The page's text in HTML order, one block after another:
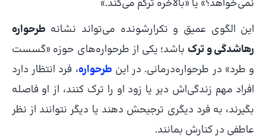
نمی‌خواهد؟» یا «بالاخره ترکم می‌کند.»
این الگوی عمیق و تکرارشونده می‌تواند نشانه طرحواره
رهاشدگی و ترک باشد؛ یکی از طرحواره‌های حوزه «گسست
و طرد» در طرحواره‌درمانی. در این طرحواره، فرد انتظار دارد
افراد مهم زندگی‌اش دیر یا زود او را ترک کنند، از او فاصله
بگیرند، به فرد دیگری ترجیحش دهند یا دیگر نتوانند از نظر
عاطفی در کنارش بمانند.